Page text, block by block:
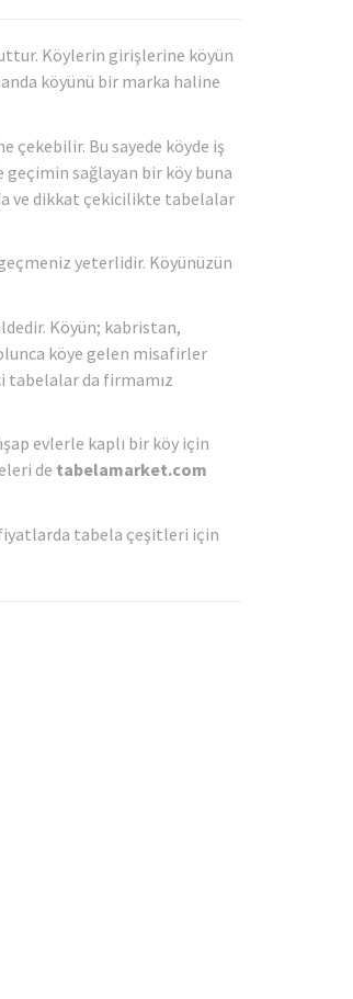
Köylerin girişlerine köyün
köyünü bir marka haline
çekebilir. Bu sayede köyde iş
geçimin sağlayan bir köy buna
ve dikkat çekicilikte tabelalar
yeterlidir. Köyünüzün
Köyün; kabristan,
köye gelen misafirler
tabelalar da firmamız
evlerle kaplı bir köy için
de tabelamarket.com
tabela çeşitleri için